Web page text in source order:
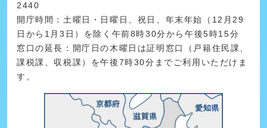
2440
開庁時間：土曜日・日曜日、祝日、年末年始（12月29
日から1月3日）を除く午前8時30分から午後5時15分
窓口の延長：開庁日の木曜日は証明窓口（戸籍住民課、
課税課、収税課）を午後7時30分までご利用いただけま
す。